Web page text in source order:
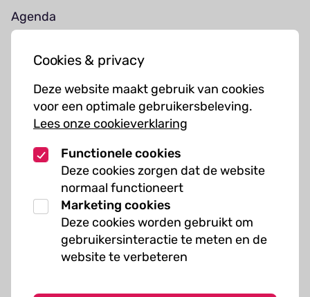
Cookies & privacy
Deze website maakt gebruik van cookies
voor een optimale gebruikersbeleving.
Lees onze cookieverklaring
Functionele cookies
Deze cookies zorgen dat de website
normaal functioneert
Marketing cookies
Deze cookies worden gebruikt om
gebruikersinteractie te meten en de
website te verbeteren
Agenda
Muziekcursussen
Kunst cursussen
Over ons
Organisatie
Werken bij Kielzog
Veelgestelde vragen